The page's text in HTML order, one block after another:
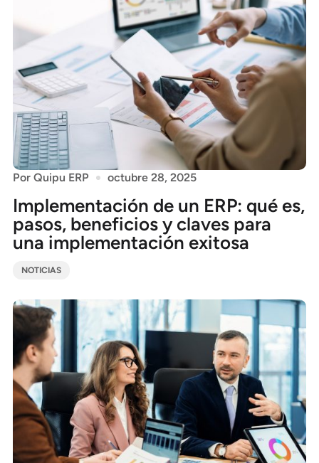
Por Quipu ERP octubre 28, 2025
Implementación de un ERP: qué es,
pasos, beneficios y claves para
una implementación exitosa
NOTICIAS